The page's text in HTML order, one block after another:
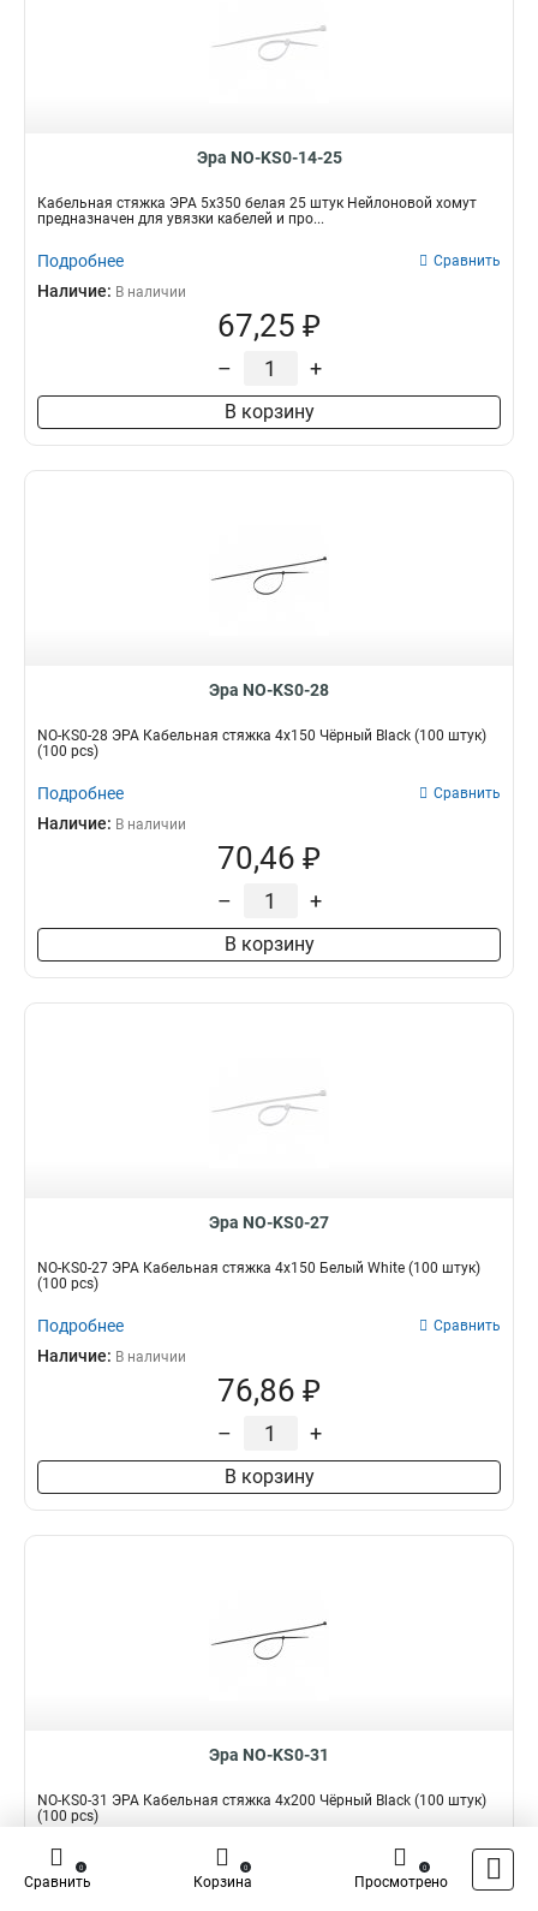
Эра NO-KS0-14-25
Кабельная стяжка ЭРА 5х350 белая 25 штук Нейлоновой хомут
предназначен для увязки кабелей и про...
Подробнее Сравнить
Наличие: В наличии
67,25 ₽
– +
В корзину
Эра NO-KS0-28
NO-KS0-28 ЭРА Кабельная стяжка 4х150 Чёрный Black (100 штук)
(100 pcs)
Подробнее Сравнить
Наличие: В наличии
70,46 ₽
– +
В корзину
Эра NO-KS0-27
NO-KS0-27 ЭРА Кабельная стяжка 4х150 Белый White (100 штук)
(100 pcs)
Подробнее Сравнить
Наличие: В наличии
76,86 ₽
– +
В корзину
Эра NO-KS0-31
NO-KS0-31 ЭРА Кабельная стяжка 4x200 Чёрный Black (100 штук)
(100 pcs)
Подробнее Сравнить
Наличие:
Сравнить
0
Корзина
0
Просмотрено
0